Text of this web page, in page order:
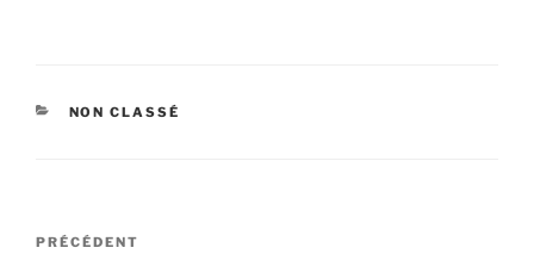
CATÉGORIES
NON CLASSÉ
Navigation
Article
PRÉCÉDENT